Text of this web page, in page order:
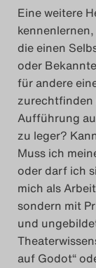
Das
Das
Das
Das
Eine weitere
die einen
oder
für andere
zurechtfinden
Aufführung
zu leger?
Muss ich
oder darf ich
mich als
sondern mit
und
auf Godot“